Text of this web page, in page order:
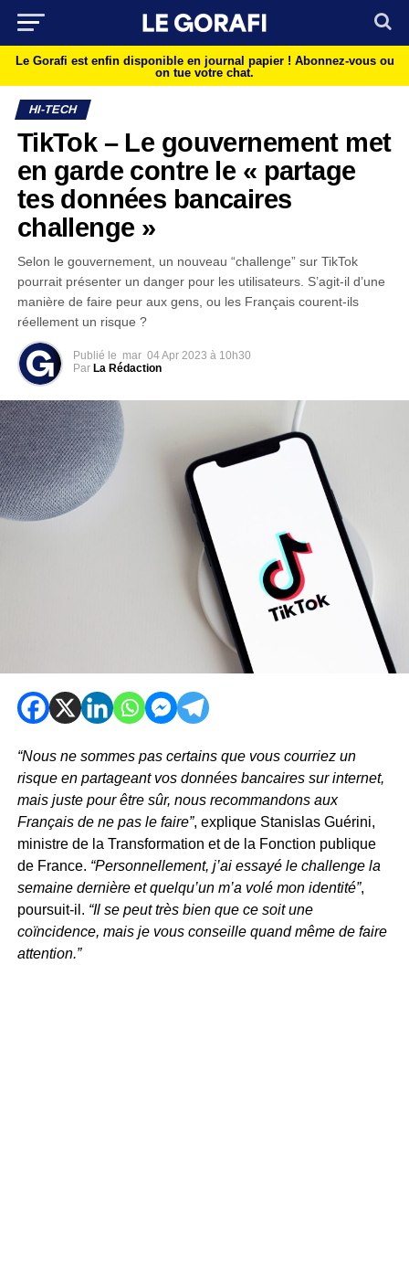
Le Gorafi est enfin disponible en journal papier ! Abonnez-vous ou
on tue votre chat.
HI-TECH
TikTok – Le gouvernement met
en garde contre le « partage
tes données bancaires
challenge »
Selon le gouvernement, un nouveau “challenge” sur TikTok
pourrait présenter un danger pour les utilisateurs. S’agit-il d’une
manière de faire peur aux gens, ou les Français courent-ils
réellement un risque ?
Publié le mar 04 Apr 2023 à 10h30
Par La Rédaction
“Nous ne sommes pas certains que vous courriez un
risque en partageant vos données bancaires sur internet,
mais juste pour être sûr, nous recommandons aux
Français de ne pas le faire”, explique Stanislas Guérini,
ministre de la Transformation et de la Fonction publique
de France. “Personnellement, j’ai essayé le challenge la
semaine dernière et quelqu’un m’a volé mon identité”,
poursuit-il. “Il se peut très bien que ce soit une
coïncidence, mais je vous conseille quand même de faire
attention.”